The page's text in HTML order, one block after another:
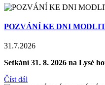
POZVÁNÍ KE DNI
31.7.2026
Setkání 31. 8. 2026 na Lysé
Číst dál